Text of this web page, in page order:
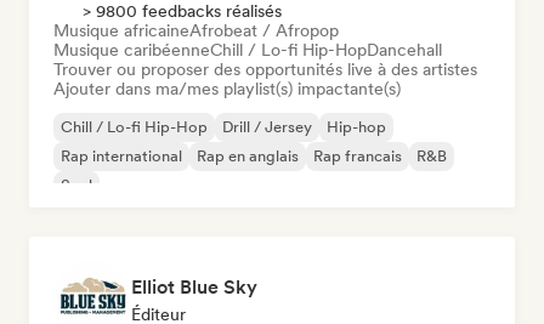
> 9800 feedbacks réalisés
Musique africaineAfrobeat / Afropop
Musique caribéenneChill / Lo-fi Hip-HopDancehall
Trouver ou proposer des opportunités live à des artistes
Ajouter dans ma/mes playlist(s) impactante(s)
Chill / Lo-fi Hip-Hop Drill / Jersey
Hip-hop
Rap international
Rap en anglais Rap francais
R&B
Soul
Elliot Blue Sky
Éditeur